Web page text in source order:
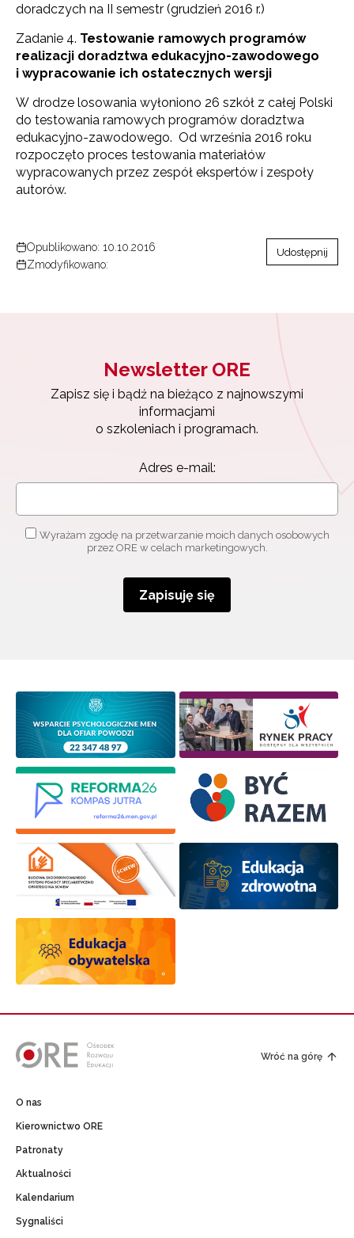
doradczych na II semestr (grudzień 2016 r.)
Zadanie 4. Testowanie ramowych programów
realizacji doradztwa edukacyjno-zawodowego
i wypracowanie ich ostatecznych wersji
W drodze losowania wyłoniono 26 szkół z całej Polski
do testowania ramowych programów doradztwa
edukacyjno-zawodowego. Od września 2016 roku
rozpoczęto proces testowania materiałów
wypracowanych przez zespół ekspertów i zespoły
autorów.
Opublikowano: 10.10.2016
Zmodyfikowano:
Udostępnij
Newsletter ORE
Zapisz się i bądź na bieżąco z najnowszymi
informacjami
o szkoleniach i programach.
Adres e-mail:
Wyrażam zgodę na przetwarzanie moich danych osobowych
przez ORE w celach marketingowych.
Zapisuję się
Wróć na górę
O nas
Kierownictwo ORE
Patronaty
Aktualności
Kalendarium
Sygnaliści
Newsletter ORE
o szkoleniach i programach.
Adres e-mail:
Zapisuję się